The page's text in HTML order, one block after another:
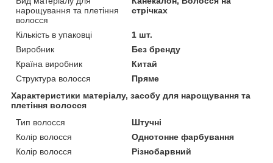
нарощування та плетіння
волосся
стрічках
Кількість в упаковці
1 шт.
Виробник
Без бренду
Країна виробник
Китай
Структура волосся
Пряме
Характеристики матеріалу, засобу для нарощування та
плетіння волосся
Тип волосся
Штучні
Колір волосся
Однотонне фарбування
Колір волосся
Різнобарвний